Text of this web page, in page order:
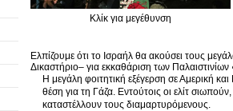
Κλίκ για μεγέθυνση
Ελπίζουμε ότι το Ισραήλ θα ακούσει τους
Δικαστήριο– για εκκαθάριση των
Η μεγάλη φοιτητική εξέγερση σε Αμερική
θέση για τη Γάζα. Εντούτοις οι ελίτ
καταστέλλουν τους διαμαρτυρόμενους.